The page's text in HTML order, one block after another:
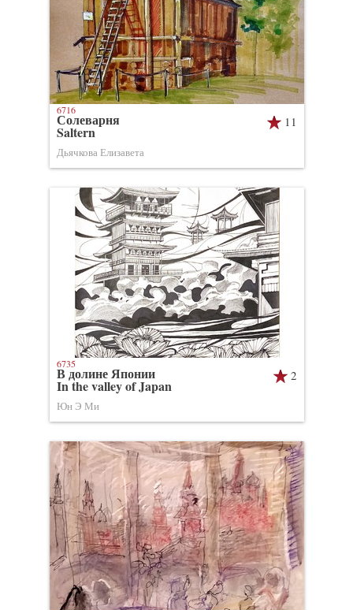
11
Солеварня
Saltern
Дьячкова Елизавета
6716
2
В долине Японии
In the valley of Japan
Юн Э Ми
6735